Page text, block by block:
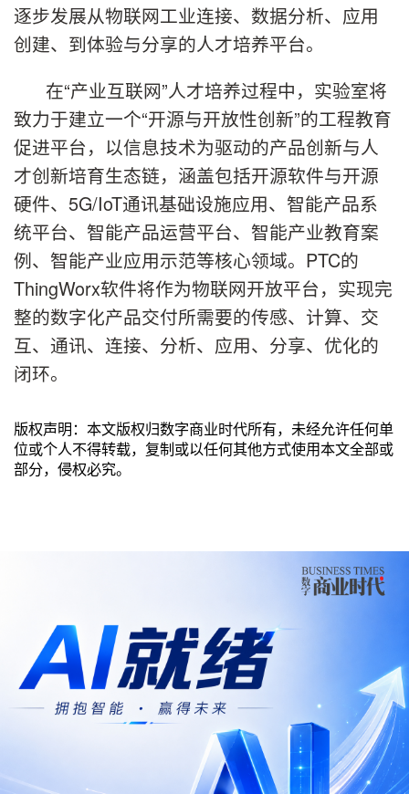
逐步发展从物联网工业连接、数据分析、应用
创建、到体验与分享的人才培养平台。
在“产业互联网”人才培养过程中，实验室将
致力于建立一个“开源与开放性创新”的工程教育
促进平台，以信息技术为驱动的产品创新与人
才创新培育生态链，涵盖包括开源软件与开源
硬件、5G/IoT通讯基础设施应用、智能产品系
统平台、智能产品运营平台、智能产业教育案
例、智能产业应用示范等核心领域。PTC的
ThingWorx软件将作为物联网开放平台，实现完
整的数字化产品交付所需要的传感、计算、交
互、通讯、连接、分析、应用、分享、优化的
闭环。
版权声明：本文版权归数字商业时代所有，未经允许任何单
位或个人不得转载，复制或以任何其他方式使用本文全部或
部分，侵权必究。